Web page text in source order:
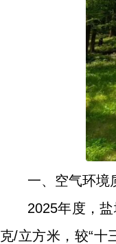
一、空气环境
2025年度，
克/立方米，较“十